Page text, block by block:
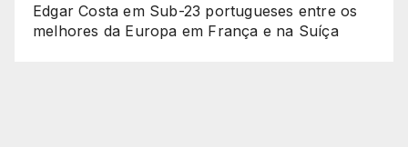
Edgar Costa em Sub-23 portugueses entre os
melhores da Europa em França e na Suíça